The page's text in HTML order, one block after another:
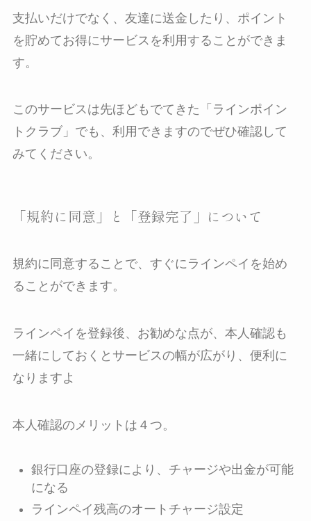
支払いだけでなく、友達に送金したり、ポイント
を貯めてお得にサービスを利用することができま
す。
このサービスは先ほどもでてきた「ラインポイン
トクラブ」でも、利用できますのでぜひ確認して
みてください。
「規約に同意」と「登録完了」について
規約に同意することで、すぐにラインペイを始め
ることができます。
ラインペイを登録後、お勧めな点が、本人確認も
一緒にしておくとサービスの幅が広がり、便利に
なりますよ
本人確認のメリットは４つ。
銀行口座の登録により、チャージや出金が可能
になる
ラインペイ残高のオートチャージ設定